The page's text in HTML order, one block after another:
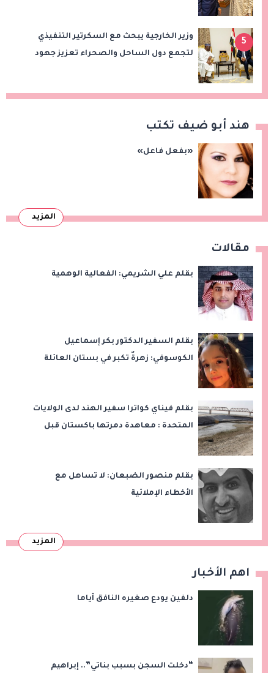
5
وزير الخارجية يبحث مع السكرتير التنفيذي
لتجمع دول الساحل والصحراء تعزيز جهود
هند أبو ضيف تكتب
«بفعل فاعل»
المزيد
مقالات
بقلم علي الشريمي: الفعالية الوهمية
بقلم السفير الدكتور بكر إسماعيل
الكوسوفي: زهرةٌ تكبر في بستان العائلة
بقلم فيناي كواترا سفير الهند لدى الولايات
المتحدة : معاهدة دمرتها باكستان قبل
بقلم منصور الضبعان: لا تساهل مع
الأخطاء الإملائية
المزيد
اهم الأخبار
دلفين يودع صغيره النافق أياما
“دخلت السجن بسبب بناتي”.. إبراهيم